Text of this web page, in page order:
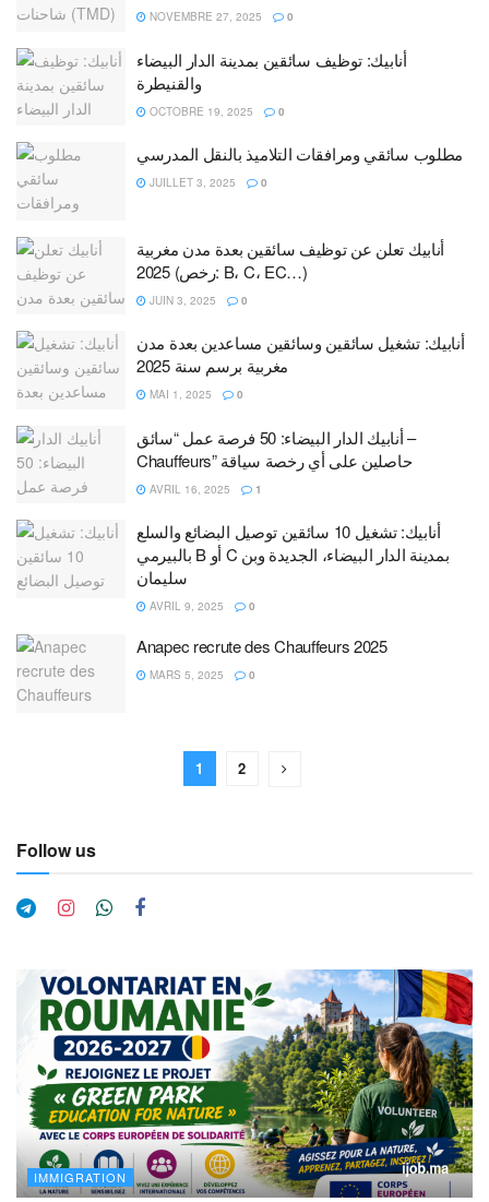
NOVEMBRE 27, 2025 0
أنابيك: توظيف سائقين بمدينة الدار البيضاء
والقنيطرة
OCTOBRE 19, 2025 0
مطلوب سائقي ومرافقات التلاميذ بالنقل المدرسي
JUILLET 3, 2025 0
أنابيك تعلن عن توظيف سائقين بعدة مدن مغربية
2025 (رخص: B، C، EC…)
JUIN 3, 2025 0
أنابيك: تشغيل سائقين وسائقين مساعدين بعدة مدن
مغربية برسم سنة 2025
MAI 1, 2025 0
أنابيك الدار البيضاء: 50 فرصة عمل “سائق –
Chauffeurs” حاصلين على أي رخصة سياقة
AVRIL 16, 2025 1
أنابيك: تشغيل 10 سائقين توصيل البضائع والسلع
بالبيرمي B أو C بمدينة الدار البيضاء، الجديدة وبن
سليمان
AVRIL 9, 2025 0
Anapec recrute des Chauffeurs 2025
MARS 5, 2025 0
1 2
Follow us
IMMIGRATION